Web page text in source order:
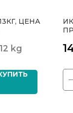
ЦЕНА
12 kg